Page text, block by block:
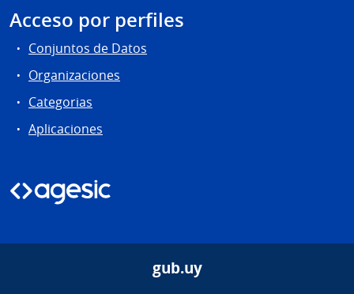
Acceso por perfiles
Conjuntos de Datos
Organizaciones
Categorias
Aplicaciones
gub.uy